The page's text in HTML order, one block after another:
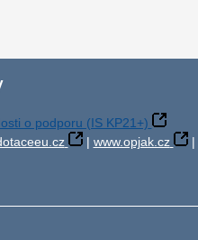
o podporu (IS KP21+)
| www.opjak.cz |